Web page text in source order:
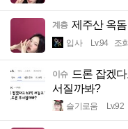
계층 제주산 옥
입사 Lv.94 조
이슈 드론 잡겠
서질까봐?
슬기로움 Lv.92